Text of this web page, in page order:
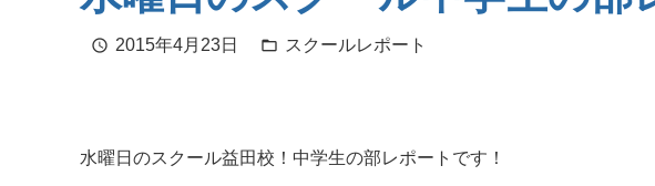
schedule 2015年4月23日 folder_open スクールレポート
水曜日のスクール益田校！中学生の部レポートです！